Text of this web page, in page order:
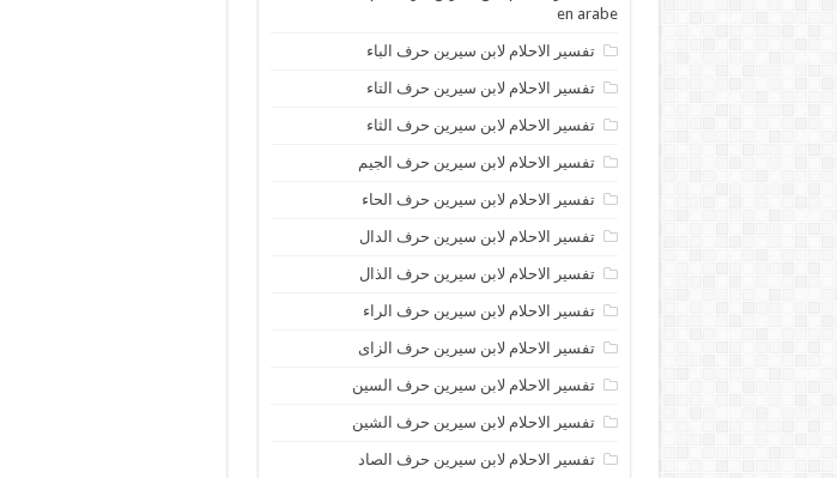
en arabe
تفسير الاحلام لابن سيرين حرف الباء
تفسير الاحلام لابن سيرين حرف التاء
تفسير الاحلام لابن سيرين حرف الثاء
تفسير الاحلام لابن سيرين حرف الجيم
تفسير الاحلام لابن سيرين حرف الحاء
تفسير الاحلام لابن سيرين حرف الدال
تفسير الاحلام لابن سيرين حرف الذال
تفسير الاحلام لابن سيرين حرف الراء
تفسير الاحلام لابن سيرين حرف الزاى
تفسير الاحلام لابن سيرين حرف السين
تفسير الاحلام لابن سيرين حرف الشين
تفسير الاحلام لابن سيرين حرف الصاد